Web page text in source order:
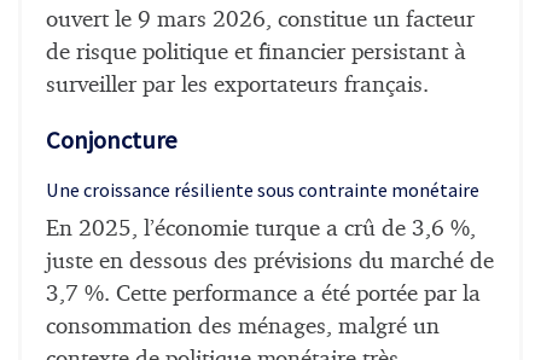
ouvert le 9 mars 2026, constitue un facteur
de risque politique et financier persistant à
surveiller par les exportateurs français.
Conjoncture
Une croissance résiliente sous contrainte monétaire
En 2025, l’économie turque a crû de 3,6 %,
juste en dessous des prévisions du marché de
3,7 %. Cette performance a été portée par la
consommation des ménages, malgré un